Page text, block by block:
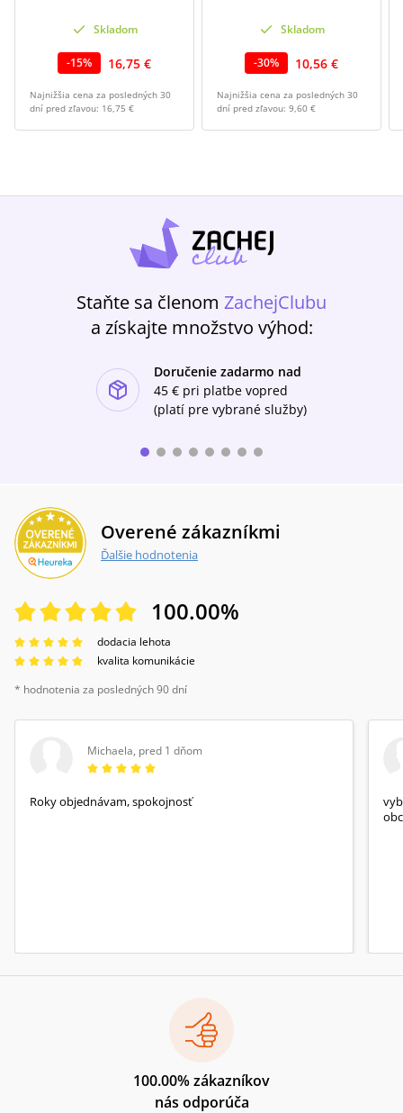
Skladom
-15% 16,75 €
Najnižšia cena za posledných 30
dní pred zľavou: 16,75 €
Skladom
-30% 10,56 €
Najnižšia cena za posledných 30
dní pred zľavou: 9,60 €
Staňte sa členom ZachejClubu
a získajte množstvo výhod:
Doručenie zadarmo nad
45 € pri platbe vopred
(platí pre vybrané služby)
Overené zákazníkmi
Ďalšie hodnotenia
100.00%
dodacia lehota
kvalita komunikácie
* hodnotenia za posledných 90 dní
Michaela, pred 1 dňom
Roky objednávam, spokojnosť
100.00% zákazníkov
nás odporúča